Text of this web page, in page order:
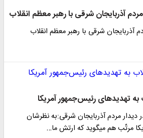
آذربایجان شرقی با رهبر معظم انقلاب
آذربایجان شرقی با رهبر معظم انقلاب
تهدیدهای رئیس‌جمهور آمریکا
دیدار مردم آذربایجان شرقی:به نظرشان
مرتّب هم میگوید که ارتش ما…